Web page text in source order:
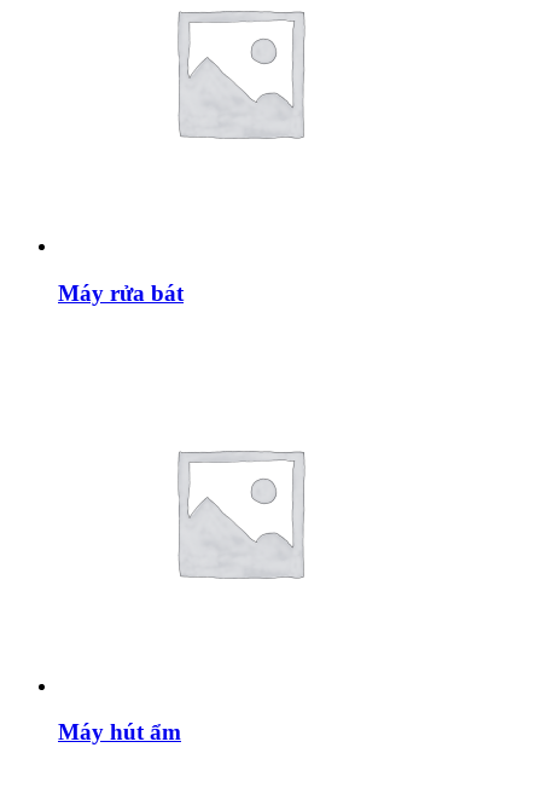
Máy rửa bát
Máy hút ẩm